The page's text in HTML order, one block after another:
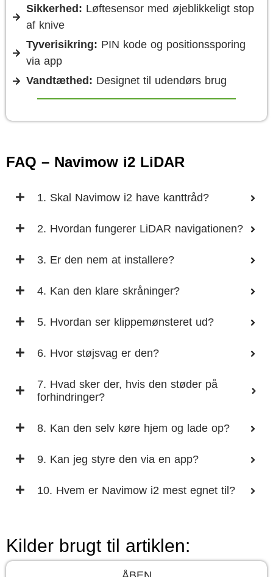
Sikkerhed: Løftesensor med øjeblikkeligt stop
af knive
Tyverisikring: PIN kode og positionssporing
via app
Vandtæthed: Designet til udendørs brug
FAQ – Navimow i2 LiDAR
1. Skal Navimow i2 have kanttråd?
2. Hvordan fungerer LiDAR navigationen?
3. Er den nem at installere?
4. Kan den klare skråninger?
5. Hvordan ser klippemønsteret ud?
6. Hvor støjsvag er den?
7. Hvad sker der, hvis den støder på
forhindringer?
8. Kan den selv køre hjem og lade op?
9. Kan jeg styre den via en app?
10. Hvem er Navimow i2 mest egnet til?
Kilder brugt til artiklen: